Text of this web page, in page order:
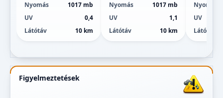
Nyomás
1017 mb
UV
0,4
Látótáv
10 km
Nyomás
1017 mb
UV
1,1
Látótáv
10 km
Nyomás
UV
Látótáv
Figyelmeztetések